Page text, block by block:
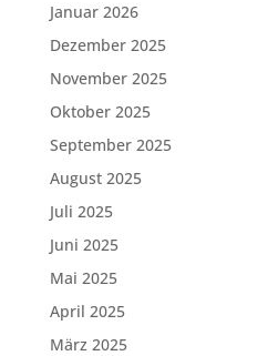
Januar 2026
Dezember 2025
November 2025
Oktober 2025
September 2025
August 2025
Juli 2025
Juni 2025
Mai 2025
April 2025
März 2025